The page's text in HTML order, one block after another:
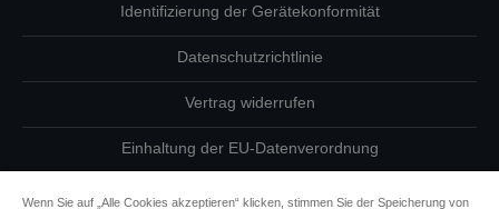
Identifizierung der Gerätekonformität
Datenschutzrichtlinie
Vertrag widerrufen
Einhaltung der EU-Datenverordnung
Fragen zum Datenschutz
Wenn Sie auf „Alle Cookies akzeptieren“ klicken, stimmen Sie der Speicherung von